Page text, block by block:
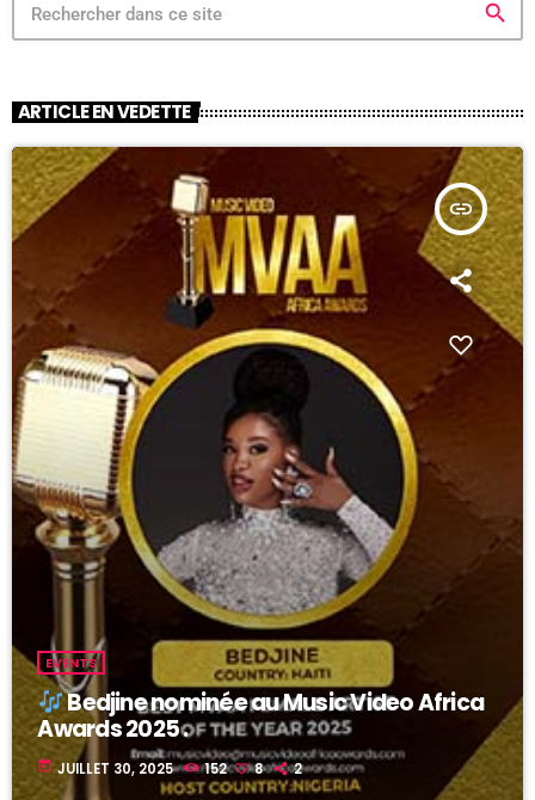
search
ARTICLE EN VEDETTE
insert_link
EVENTS
Bedjine nominée au Music Video Africa
Awards 2025 .
today JUILLET 30, 2025 152 8 2